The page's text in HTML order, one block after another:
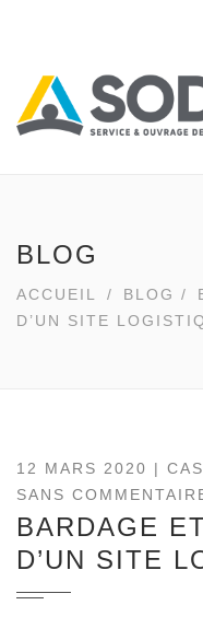
BLOG
ACCUEIL / BLOG /
D’UN SITE
12 MARS 2020 |
SANS
BARDAGE
D’UN SITE